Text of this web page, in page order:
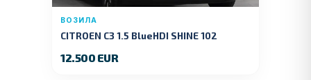
ВОЗИЛА
CITROEN C3 1.5 BlueHDI SHINE 102
12.500 EUR